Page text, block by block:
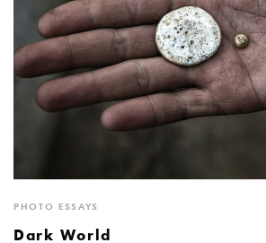
PHOTO ESSAYS
Dark World